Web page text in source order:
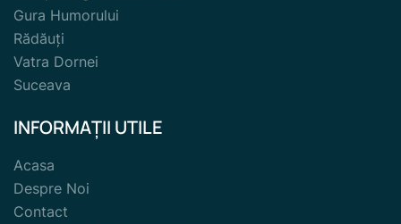
Gura Humorului
Rădăuți
Vatra Dornei
Suceava
INFORMAȚII UTILE
Acasa
Despre Noi
Contact